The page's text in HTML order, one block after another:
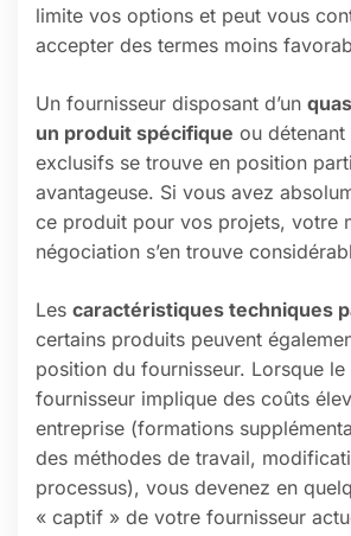
limite vos options et peut vous
accepter des termes moins
Un fournisseur disposant d’un
un produit spécifique ou
exclusifs se trouve en position
avantageuse. Si vous avez
ce produit pour vos projets, votre
négociation s’en trouve
Les caractéristiques techniques
certains produits peuvent
position du fournisseur. Lorsque
fournisseur implique des coûts
entreprise (formations
des méthodes de travail,
processus), vous devenez en
« captif » de votre fournisseur